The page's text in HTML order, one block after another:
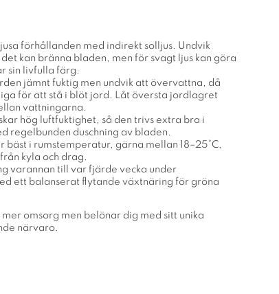
förhållanden med indirekt solljus. Undvik
kan bränna bladen, men för svagt ljus kan göra
sin livfulla färg.
jämnt fuktig men undvik att övervattna, då
för att stå i blöt jord. Låt översta jordlagret
vattningarna.
hög luftfuktighet, så den trivs extra bra i
regelbunden duschning av bladen.
bäst i rumstemperatur, gärna mellan 18–25°C,
kyla och drag.
varannan till var fjärde vecka under
ett balanserat flytande växtnäring för gröna
omsorg men belönar dig med sitt unika
närvaro.